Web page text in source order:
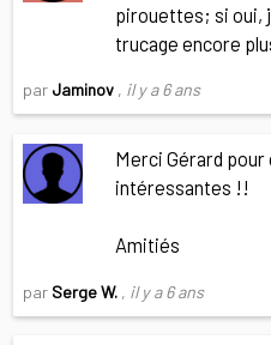
pirouettes; si oui,
trucage encore
par Jaminov , il y a 6 ans
Merci Gérard
intéressantes !!
Amitiés
par Serge W. , il y a 6 ans